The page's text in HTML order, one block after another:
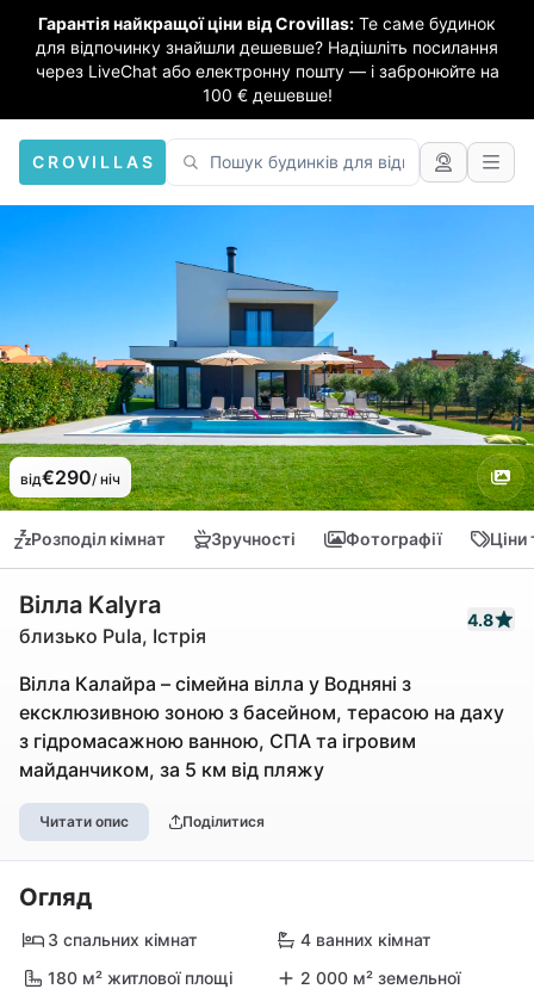
Гарантія найкращої ціни від Crovillas: Те саме будинок
для відпочинку знайшли дешевше? Надішліть посилання
через LiveChat або електронну пошту — і забронюйте на
100 € дешевше!
CROVILLAS
від€290/ ніч
Розподіл кімнат Зручності Фотографії Ціни
Вілла Kalyra
близько Pula, Істрія
4.8
Вілла Калайра – сімейна вілла у Водняні з
ексклюзивною зоною з басейном, терасою на даху
з гідромасажною ванною, СПА та ігровим
майданчиком, за 5 км від пляжу
Читати опис Поділитися
Огляд
3 спальних кімнат
4 ванних кімнат
180 м² житлової площі
2 000 м² земельної